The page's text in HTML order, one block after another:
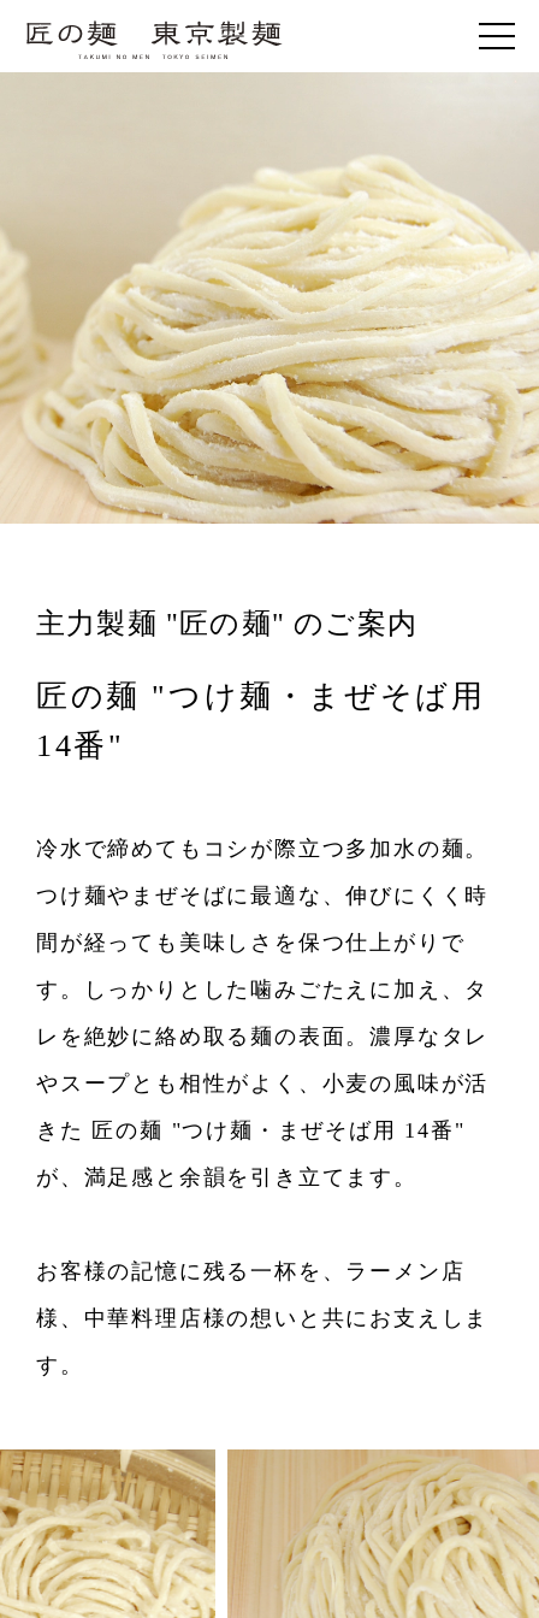
主力製麺 "匠の麺" のご案内
匠の麺 "つけ麺・まぜそば用
14番"
冷水で締めてもコシが際立つ多加水の麺。
つけ麺やまぜそばに最適な、伸びにくく時
間が経っても美味しさを保つ仕上がりで
す。しっかりとした噛みごたえに加え、タ
レを絶妙に絡め取る麺の表面。濃厚なタレ
やスープとも相性がよく、小麦の風味が活
きた 匠の麺 "つけ麺・まぜそば用 14番"
が、満足感と余韻を引き立てます。
お客様の記憶に残る一杯を、ラーメン店
様、中華料理店様の想いと共にお支えしま
す。